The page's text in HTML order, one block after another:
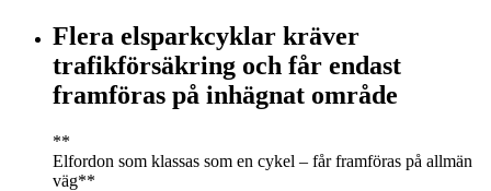
Flera elsparkcyklar kräver
trafikförsäkring och får endast
framföras på inhägnat område
**
Elfordon som klassas som en cykel – får framföras på allmän
väg**